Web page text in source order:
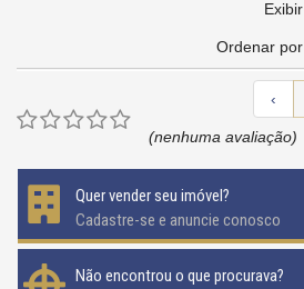
Exibir
Ordenar por
‹
(nenhuma avaliação)
Quer vender seu imóvel?
Cadastre-se e anuncie conosco
Não encontrou o que procurava?